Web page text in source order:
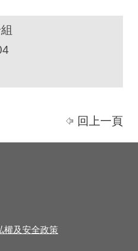
回上一頁
權及安全政策